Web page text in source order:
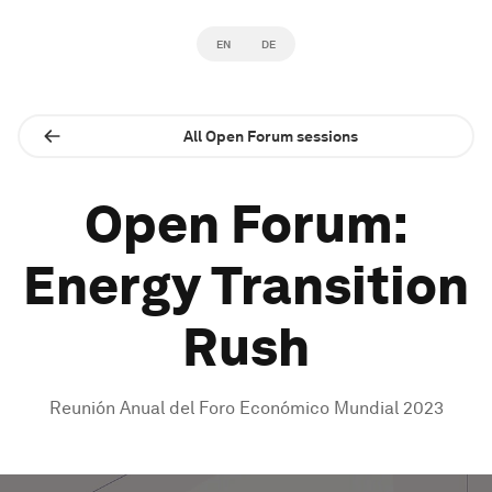
EN DE
All Open Forum sessions
Open Forum:
Energy Transition
Rush
Reunión Anual del Foro Económico Mundial 2023